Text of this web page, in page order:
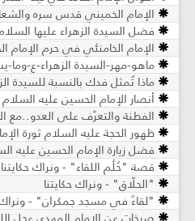
الإمام الخميني قدس سره
فضل السيدة الزهراء عليها
الإمام الخامنئي في حرم
ماهو-مهر-السيدة الزهراء-ع-
ماذا تُمثل فدك بالنسبة للسيدة
أنصار الإمام الحسين عليه السلام
الفطنة والتعرّف على العدو..مع
ظهور الحجة عليه السلام ثورة
فضل زيارة الإمام الحسين عليه
قصة "حُلُم اللقاء" - ونراك حكايتنا
"الحلّاق" - ونراك حكايتنا
"لقاءٌ في مسجد جمكران" - ونراك